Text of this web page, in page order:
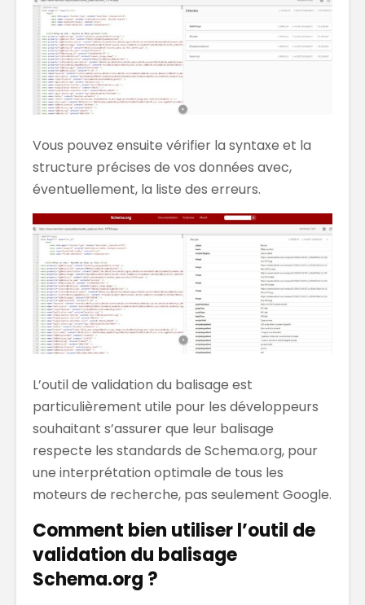
Vous pouvez ensuite vérifier la syntaxe et la
structure précises de vos données avec,
éventuellement, la liste des erreurs.
L’outil de validation du balisage est
particulièrement utile pour les développeurs
souhaitant s’assurer que leur balisage
respecte les standards de Schema.org, pour
une interprétation optimale de tous les
moteurs de recherche, pas seulement Google.
Comment bien utiliser l’outil de
validation du balisage
Schema.org ?